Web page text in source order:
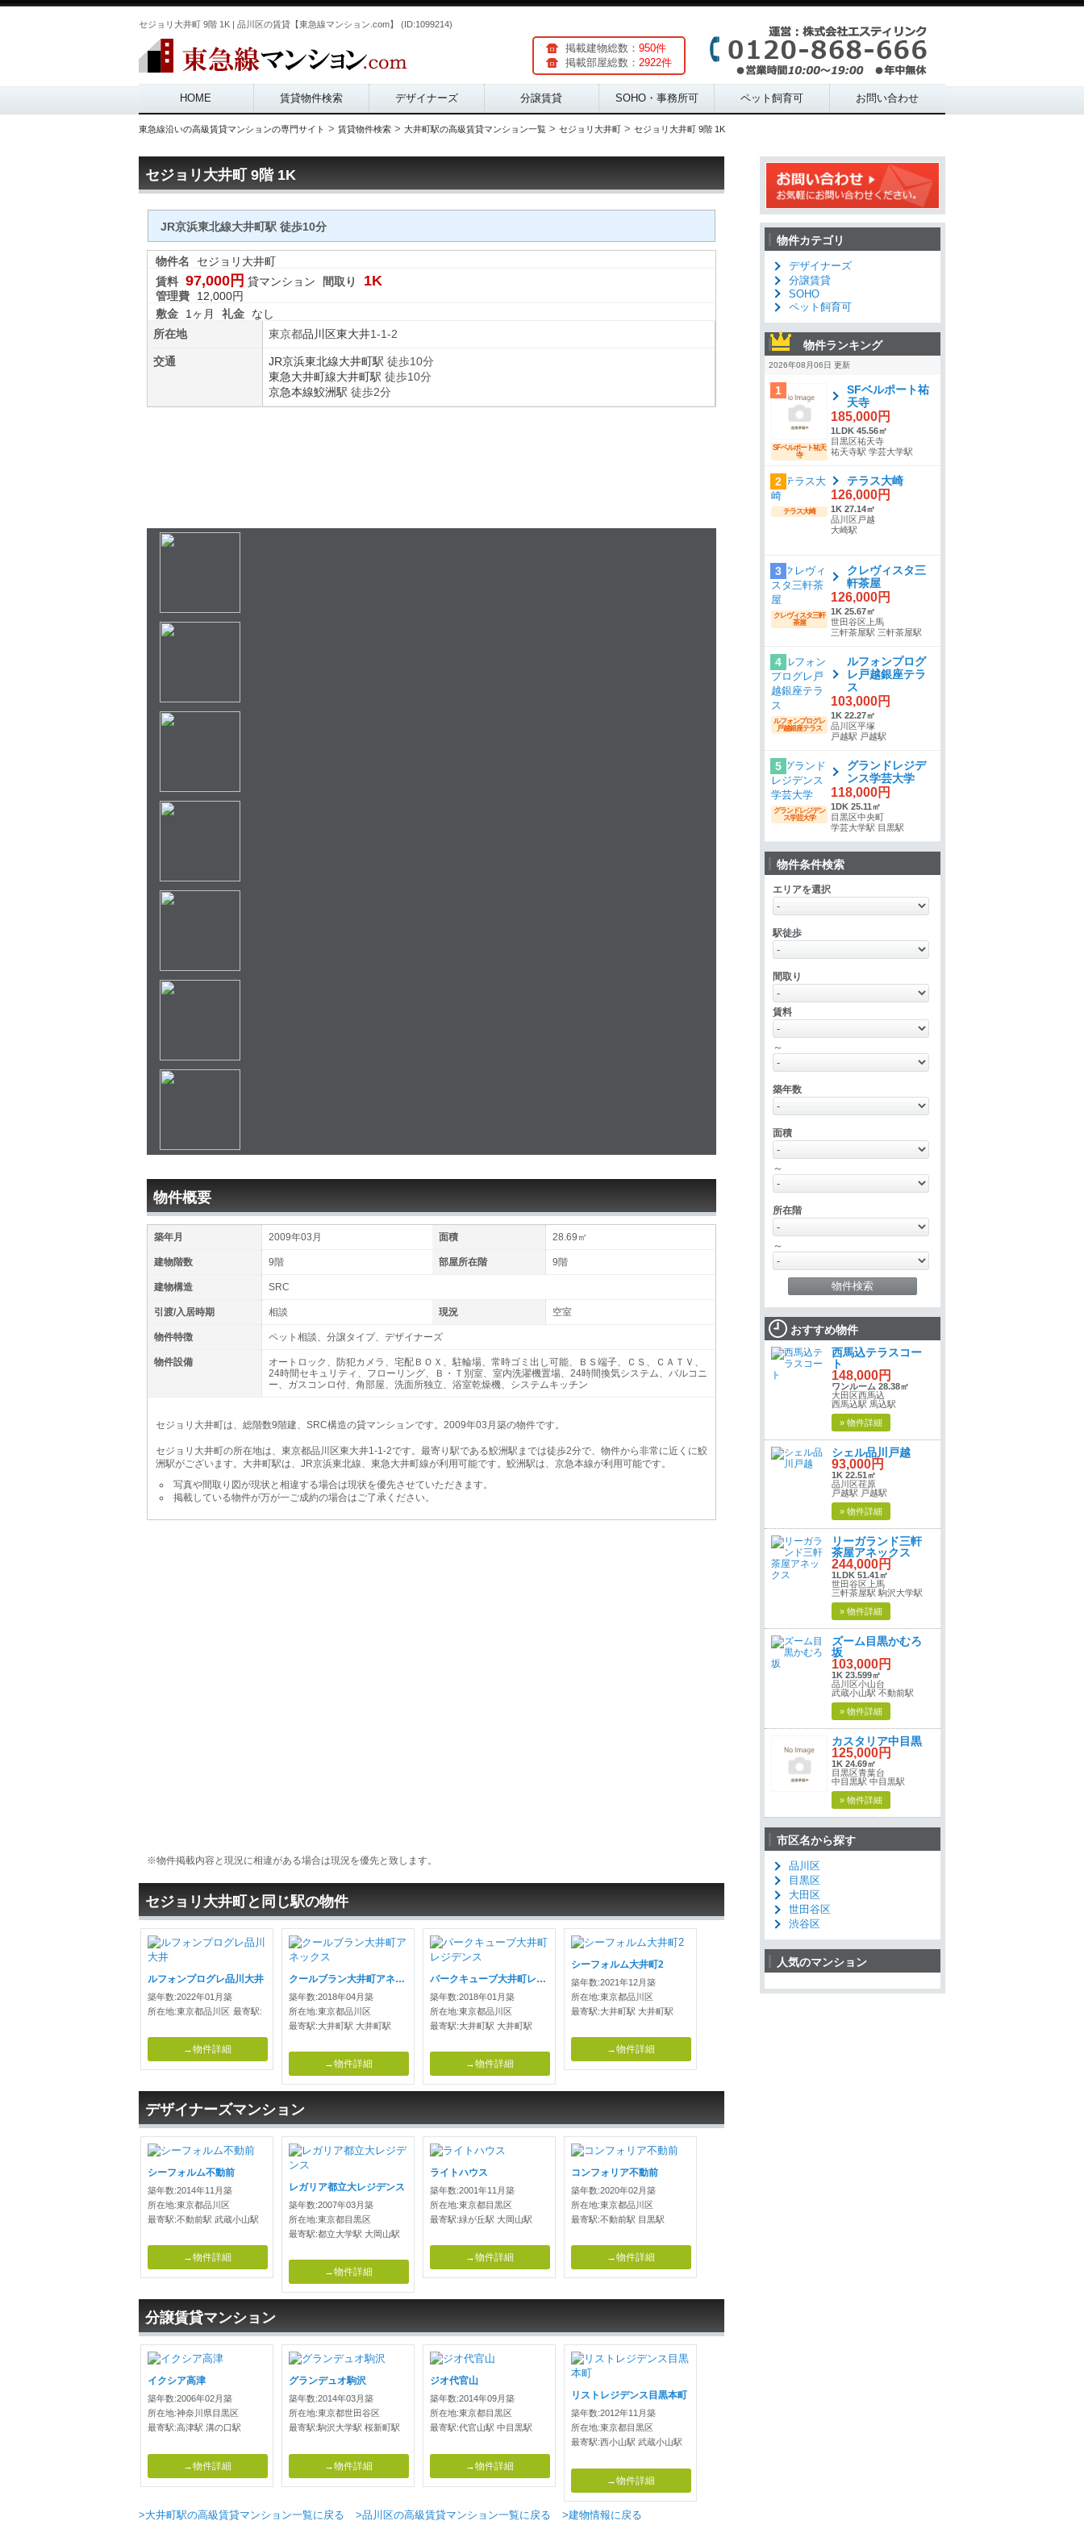
セジョリ大井町 9階 1K | 品川区の賃貸【東急線マンション.com】 (ID:1099214)
掲載建物総数： 950件
掲載部屋総数： 2922件
Main menu
HOME 賃貸物件検索 デザイナーズ 分譲賃貸 SOHO・事務所可 ペット飼育可 お問い合わせ
東急線沿いの高級賃貸マンションの専門サイト > 賃貸物件検索 > 大井町駅の高級賃貸マンション一覧 > セジョリ大井町 > セジョリ大井町 9階 1K
セジョリ大井町 9階 1K
JR京浜東北線大井町駅 徒歩10分
物件名
セジョリ大井町
賃料 97,000円 貸マンション 間取り 1K
管理費
12,000円
敷金
1ヶ月 礼金
なし
所在地
東京都品川区東大井1-1-2
交通 JR京浜東北線大井町駅 徒歩10分
東急大井町線大井町駅 徒歩10分
京急本線鮫洲駅 徒歩2分
物件概要
築年月 2009年03月 面積 28.69㎡
建物階数 9階 部屋所在階 9階
建物構造 SRC
引渡/入居時期 相談 現況 空室
物件特徴 ペット相談、分譲タイプ、デザイナーズ
物件設備
オートロック、防犯カメラ、宅配ＢＯＸ、駐輪場、常時ゴミ出し可能、ＢＳ端子、ＣＳ、ＣＡＴＶ、
24時間セキュリティ、フローリング、Ｂ・Ｔ別室、室内洗濯機置場、24時間換気システム、バルコニ
ー、ガスコンロ付、角部屋、洗面所独立、浴室乾燥機、システムキッチン
セジョリ大井町は、総階数9階建、SRC構造の貸マンションです。2009年03月築の物件です。
セジョリ大井町の所在地は、東京都品川区東大井1-1-2です。最寄り駅である鮫洲駅までは徒歩2分で、物件から非常に近くに鮫
洲駅がございます。大井町駅は、JR京浜東北線、東急大井町線が利用可能です。鮫洲駅は、京急本線が利用可能です。
写真や間取り図が現状と相違する場合は現状を優先させていただきます。
掲載している物件が万が一ご成約の場合はご了承ください。
※物件掲載内容と現況に相違がある場合は現況を優先と致します。
セジョリ大井町と同じ駅の物件
ルフォンプログレ品川大井
築年数:2022年01月築
所在地:東京都品川区 最寄駅:
→物件詳細
クールブラン大井町アネックス
築年数:2018年04月築
所在地:東京都品川区
最寄駅:大井町駅 大井町駅
→物件詳細
パークキューブ大井町レジデンス
築年数:2018年01月築
所在地:東京都品川区
最寄駅:大井町駅 大井町駅
→物件詳細
シーフォルム大井町2
築年数:2021年12月築
所在地:東京都品川区
最寄駅:大井町駅 大井町駅
→物件詳細
デザイナーズマンション
シーフォルム不動前
築年数:2014年11月築
所在地:東京都品川区
最寄駅:不動前駅 武蔵小山駅
→物件詳細
レガリア都立大レジデンス
築年数:2007年03月築
所在地:東京都目黒区
最寄駅:都立大学駅 大岡山駅
→物件詳細
ライトハウス
築年数:2001年11月築
所在地:東京都目黒区
最寄駅:緑が丘駅 大岡山駅
→物件詳細
コンフォリア不動前
築年数:2020年02月築
所在地:東京都品川区
最寄駅:不動前駅 目黒駅
→物件詳細
分譲賃貸マンション
イクシア高津
築年数:2006年02月築
所在地:神奈川県目黒区
最寄駅:高津駅 溝の口駅
→物件詳細
グランデュオ駒沢
築年数:2014年03月築
所在地:東京都世田谷区
最寄駅:駒沢大学駅 桜新町駅
→物件詳細
ジオ代官山
築年数:2014年09月築
所在地:東京都目黒区
最寄駅:代官山駅 中目黒駅
→物件詳細
リストレジデンス目黒本町
築年数:2012年11月築
所在地:東京都目黒区
最寄駅:西小山駅 武蔵小山駅
→物件詳細
>大井町駅の高級賃貸マンション一覧に戻る >品川区の高級賃貸マンション一覧に戻る >建物情報に戻る
物件カテゴリ
デザイナーズ
分譲賃貸
SOHO
ペット飼育可
物件ランキング
2026年08月06日 更新
1
SFベルポート祐天
寺
SFベルポート祐
天寺
185,000円
1LDK 45.56㎡
目黒区祐天寺
祐天寺駅 学芸大学駅
2
テラス大崎
テラス大崎
126,000円
1K 27.14㎡
品川区戸越
大崎駅
3
クレヴィスタ三軒
茶屋
クレヴィスタ三
軒茶屋
126,000円
1K 25.67㎡
世田谷区上馬
三軒茶屋駅 三軒茶屋駅
4
ルフォンプログレ
戸越銀座テラス
ルフォンプログ
レ戸越銀座テラ
ス
103,000円
1K 22.27㎡
品川区平塚
戸越駅 戸越駅
5
グランドレジデン
ス学芸大学
グランドレジデ
ンス学芸大学
118,000円
1DK 25.11㎡
目黒区中央町
学芸大学駅 目黒駅
物件条件検索
エリアを選択
駅徒歩
間取り
賃料
～
築年数
面積
～
所在階
～
おすすめ物件
西馬込テラスコー
ト
148,000円
ワンルーム 28.38㎡
大田区西馬込
西馬込駅 馬込駅
» 物件詳細
シェル品川戸越
93,000円
1K 22.51㎡
品川区荏原
戸越駅 戸越駅
» 物件詳細
リーガランド三軒
茶屋アネックス
244,000円
1LDK 51.41㎡
世田谷区上馬
三軒茶屋駅 駒沢大学駅
» 物件詳細
ズーム目黒かむろ
坂
103,000円
1K 23.599㎡
品川区小山台
武蔵小山駅 不動前駅
» 物件詳細
カスタリア中目黒
125,000円
1K 24.69㎡
目黒区青葉台
中目黒駅 中目黒駅
» 物件詳細
市区名から探す
品川区
目黒区
大田区
世田谷区
渋谷区
人気のマンション